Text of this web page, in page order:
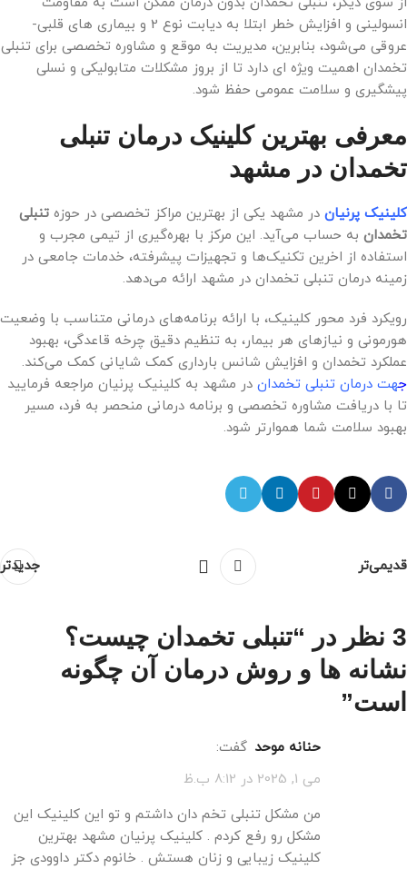
انسولینی و افزایش خطر ابتلا به دیابت نوع 2 و بیماری های قلبی-
عروقی می‌شود، بنابرین، مدیریت به موقع و مشاوره تخصصی برای تنبلی
تخمدان اهمیت ویژه ای دارد تا از بروز مشکلات متابولیکی و نسلی
پیشگیری و سلامت عمومی حفظ شود.
معرفی بهترین کلینیک درمان تنبلی
تخمدان در مشهد
کلینیک پرنیان در مشهد یکی از بهترین مراکز تخصصی در حوزه تنبلی
تخمدان به حساب می‌آید. این مرکز با بهره‌گیری از تیمی مجرب و
استفاده از اخرین تکنیک‌ها و تجهیزات پیشرفته، خدمات جامعی در
زمینه درمان تنبلی تخمدان در مشهد ارائه می‌دهد.
رویکرد فرد محور کلینیک، با ارائه برنامه‌های درمانی متناسب با وضعیت
هورمونی و نیاز‌های هر بیمار، به تنظیم دقیق چرخه قاعدگی، بهبود
عملکرد تخمدان و افزایش شانس بارداری کمک شایانی کمک می‌کند.
جهت درمان تنبلی تخمدان در مشهد به کلینیک پرنیان مراجعه فرمایید
تا با دریافت مشاوره تخصصی و برنامه درمانی منحصر به فرد، مسیر
بهبود سلامت شما هموارتر شود.
جدیدتر قدیمی‌تر
3 نظر در “
تنبلی تخمدان چیست؟
نشانه ها و روش درمان آن چگونه
است”
حنانه موحد گفت:
می 1, 2025 در 8:12 ب.ظ
من مشکل تنبلی تخم دان داشتم و تو این کلینیک این
مشکل رو رفع کردم . کلینیک پرنیان مشهد بهترین
کلینیک زیبایی و زنان هستش . خانوم دکتر داوودی جز